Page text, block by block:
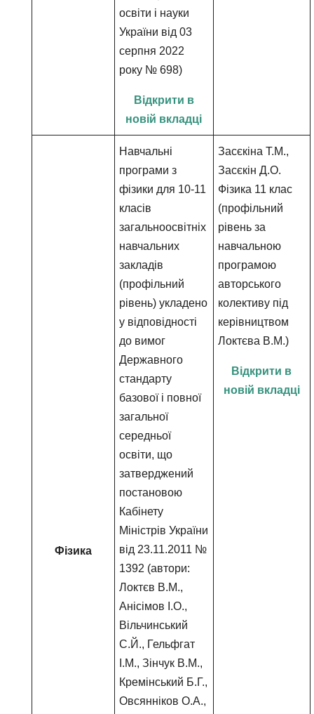
освіти і науки
України від 03
серпня 2022
року № 698)
Відкрити в
новій вкладці
Фізика
Навчальні
програми з
фізики для 10-11
класів
загальноосвітніх
навчальних
закладів
(профільний
рівень) укладено
у відповідності
до вимог
Державного
стандарту
базової і повної
загальної
середньої
освіти, що
затверджений
постановою
Кабінету
Міністрів України
від 23.11.2011 №
1392 (автори:
Локтєв В.М.,
Анісімов І.О.,
Вільчинський
С.Й., Гельфгат
І.М., Зінчук В.М.,
Кремінський Б.Г.,
Овсянніков О.А.,
Засєкіна Т.М.,
Засєкін Д.О.
Фізика 11 клас
(профільний
рівень за
навчальною
програмою
авторського
колективу під
керівництвом
Локтєва В.М.)
Відкрити в
новій вкладці